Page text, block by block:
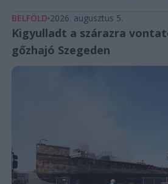
BELFÖLD 2026. augusztus 5.
Kigyulladt a szárazra
gőzhajó Szegeden